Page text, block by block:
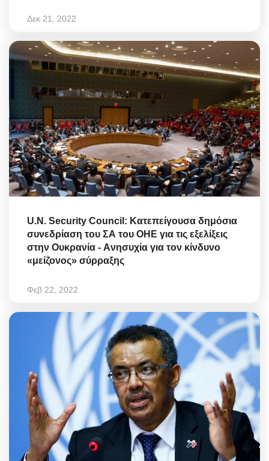
Δεκ 21, 2022
U.N. Security Council: Κατεπείγουσα δημόσια
συνεδρίαση του ΣΑ του ΟΗΕ για τις εξελίξεις
στην Ουκρανία - Aνησυχία για τον κίνδυνο
«μείζονος» σύρραξης
Φεβ 22, 2022